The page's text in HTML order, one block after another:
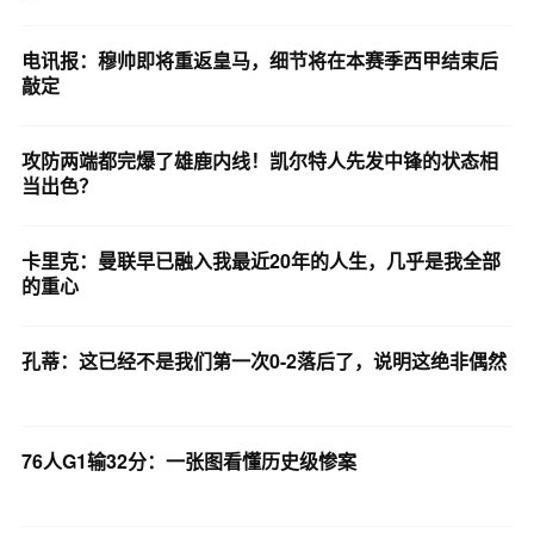
电讯报：穆帅即将重返皇马，细节将在本赛季西甲结束后
敲定
攻防两端都完爆了雄鹿内线！凯尔特人先发中锋的状态相
当出色？
卡里克：曼联早已融入我最近20年的人生，几乎是我全部
的重心
孔蒂：这已经不是我们第一次0-2落后了，说明这绝非偶然
76人G1输32分：一张图看懂历史级惨案